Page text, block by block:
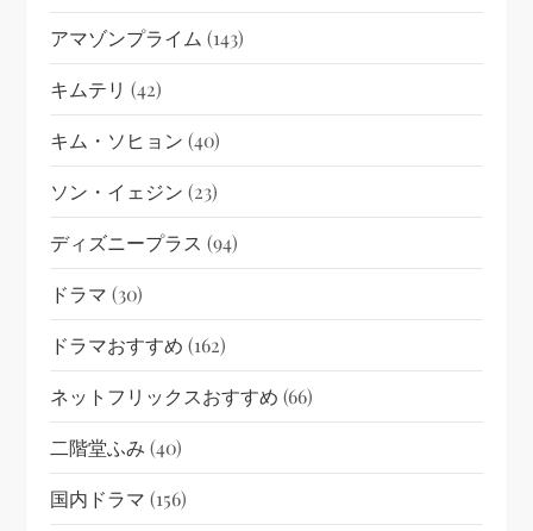
アマゾンプライム (143)
キムテリ (42)
キム・ソヒョン (40)
ソン・イェジン (23)
ディズニープラス (94)
ドラマ (30)
ドラマおすすめ (162)
ネットフリックスおすすめ (66)
二階堂ふみ (40)
国内ドラマ (156)